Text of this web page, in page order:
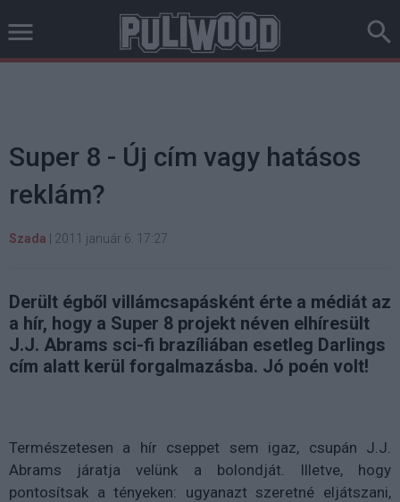
Super 8 - Új cím vagy hatásos
reklám?
Szada 2011 január 6. 17:27
Derült égből villámcsapásként érte a médiát az
a hír, hogy a Super 8 projekt néven elhíresült
J.J. Abrams sci-fi brazíliában esetleg Darlings
cím alatt kerül forgalmazásba. Jó poén volt!
Természetesen a hír cseppet sem igaz, csupán J.J.
Abrams járatja velünk a bolondját. Illetve, hogy
pontosítsak a tényeken: ugyanazt szeretné eljátszani,